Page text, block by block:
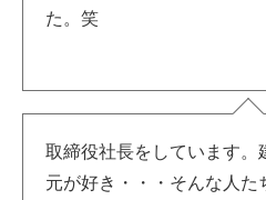
た。笑
取締役社長をしています。
元が好き・・・そんな人た